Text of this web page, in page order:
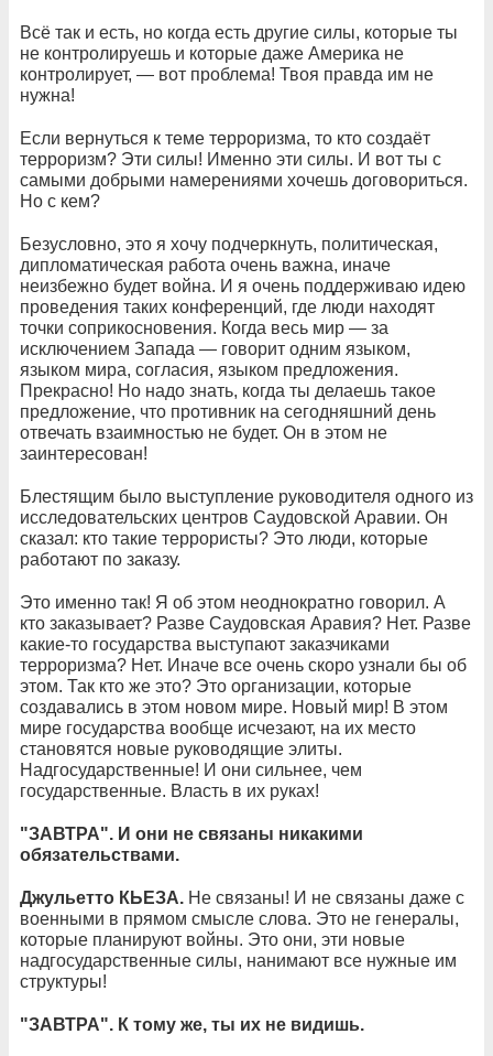
Всё так и есть, но когда есть другие силы, которые ты
не контролируешь и которые даже Америка не
контролирует, — вот проблема! Твоя правда им не
нужна!
Если вернуться к теме терроризма, то кто создаёт
терроризм? Эти силы! Именно эти силы. И вот ты с
самыми добрыми намерениями хочешь договориться.
Но с кем?
Безусловно, это я хочу подчеркнуть, политическая,
дипломатическая работа очень важна, иначе
неизбежно будет война. И я очень поддерживаю идею
проведения таких конференций, где люди находят
точки соприкосновения. Когда весь мир — за
исключением Запада — говорит одним языком,
языком мира, согласия, языком предложения.
Прекрасно! Но надо знать, когда ты делаешь такое
предложение, что противник на сегодняшний день
отвечать взаимностью не будет. Он в этом не
заинтересован!
Блестящим было выступление руководителя одного из
исследовательских центров Саудовской Аравии. Он
сказал: кто такие террористы? Это люди, которые
работают по заказу.
Это именно так! Я об этом неоднократно говорил. А
кто заказывает? Разве Саудовская Аравия? Нет. Разве
какие-то государства выступают заказчиками
терроризма? Нет. Иначе все очень скоро узнали бы об
этом. Так кто же это? Это организации, которые
создавались в этом новом мире. Новый мир! В этом
мире государства вообще исчезают, на их место
становятся новые руководящие элиты.
Надгосударственные! И они сильнее, чем
государственные. Власть в их руках!
"ЗАВТРА". И они не связаны никакими
обязательствами.
Джульетто КЬЕЗА. Не связаны! И не связаны даже с
военными в прямом смысле слова. Это не генералы,
которые планируют войны. Это они, эти новые
надгосударственные силы, нанимают все нужные им
структуры!
"ЗАВТРА". К тому же, ты их не видишь.